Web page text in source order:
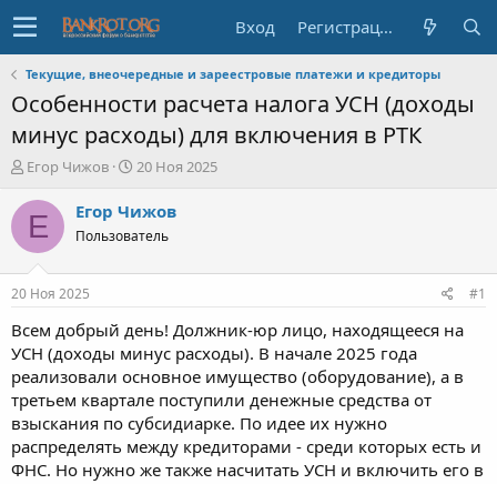
Вход Регистрация
Текущие, внеочередные и зареестровые платежи и кредиторы
Особенности расчета налога УСН (доходы
минус расходы) для включения в РТК
А
т
о
р
е
м
ы
Егор Чижов
Д
т
н
л
20 Ноя 2025
Е Егор Чижов
Пользователь
20 Ноя 2025 #1
Всем добрый день! Должник-юр лицо, находящееся на
УСН (доходы минус расходы). В начале 2025 года
реализовали основное имущество (оборудование), а в
третьем квартале поступили денежные средства от
взыскания по субсидиарке. По идее их нужно
распределять между кредиторами - среди которых есть и
ФНС. Но нужно же также насчитать УСН и включить его в